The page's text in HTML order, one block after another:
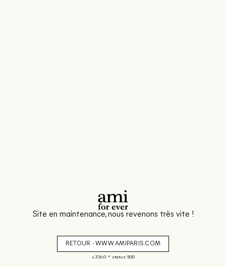
Site en maintenance, nous revenons très vite !
RETOUR - WWW.AMIPARIS.COM
v. 3.16.0- status: 500